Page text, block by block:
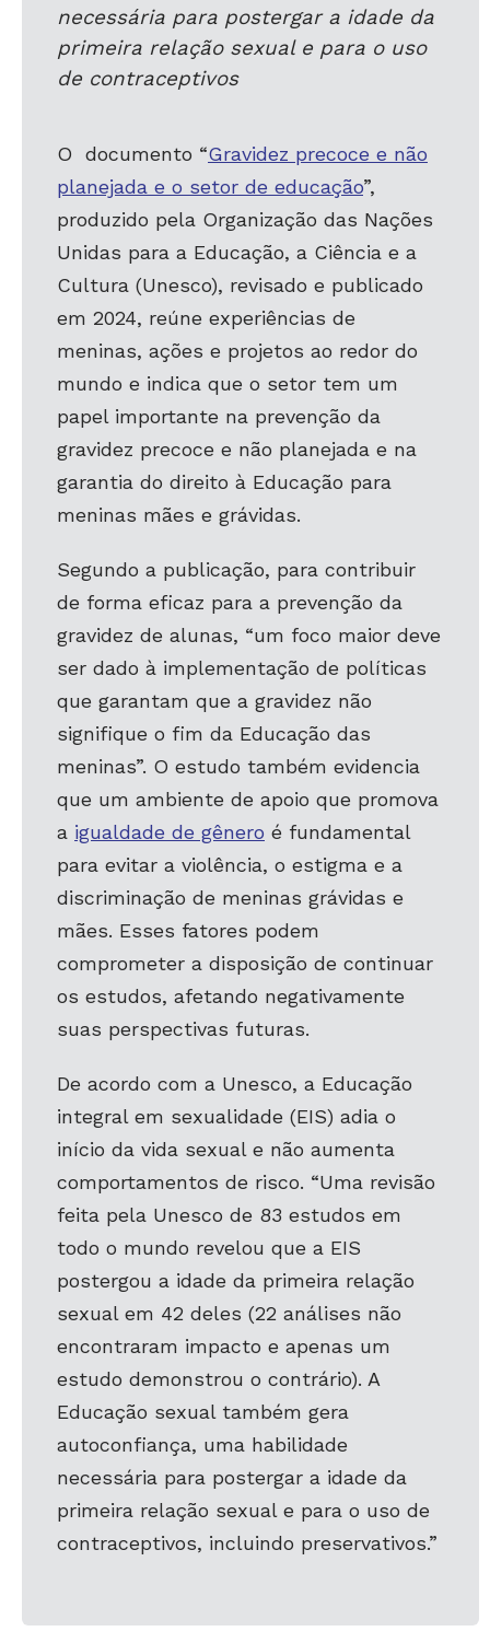
necessária para postergar a idade da
primeira relação sexual e para o uso
de contraceptivos
O documento “Gravidez precoce e não
planejada e o setor de educação”,
produzido pela Organização das Nações
Unidas para a Educação, a Ciência e a
Cultura (Unesco), revisado e publicado
em 2024, reúne experiências de
meninas, ações e projetos ao redor do
mundo e indica que o setor tem um
papel importante na prevenção da
gravidez precoce e não planejada e na
garantia do direito à Educação para
meninas mães e grávidas.
Segundo a publicação, para contribuir
de forma eficaz para a prevenção da
gravidez de alunas, “um foco maior deve
ser dado à implementação de políticas
que garantam que a gravidez não
signifique o fim da Educação das
meninas”. O estudo também evidencia
que um ambiente de apoio que promova
a igualdade de gênero é fundamental
para evitar a violência, o estigma e a
discriminação de meninas grávidas e
mães. Esses fatores podem
comprometer a disposição de continuar
os estudos, afetando negativamente
suas perspectivas futuras.
De acordo com a Unesco, a Educação
integral em sexualidade (EIS) adia o
início da vida sexual e não aumenta
comportamentos de risco. “Uma revisão
feita pela Unesco de 83 estudos em
todo o mundo revelou que a EIS
postergou a idade da primeira relação
sexual em 42 deles (22 análises não
encontraram impacto e apenas um
estudo demonstrou o contrário). A
Educação sexual também gera
autoconfiança, uma habilidade
necessária para postergar a idade da
primeira relação sexual e para o uso de
contraceptivos, incluindo preservativos.”